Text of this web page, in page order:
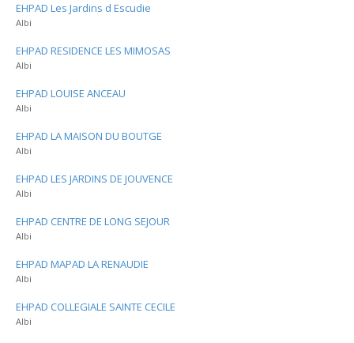
EHPAD Les Jardins d Escudie
Albi
EHPAD RESIDENCE LES MIMOSAS
Albi
EHPAD LOUISE ANCEAU
Albi
EHPAD LA MAISON DU BOUTGE
Albi
EHPAD LES JARDINS DE JOUVENCE
Albi
EHPAD CENTRE DE LONG SEJOUR
Albi
EHPAD MAPAD LA RENAUDIE
Albi
EHPAD COLLEGIALE SAINTE CECILE
Albi